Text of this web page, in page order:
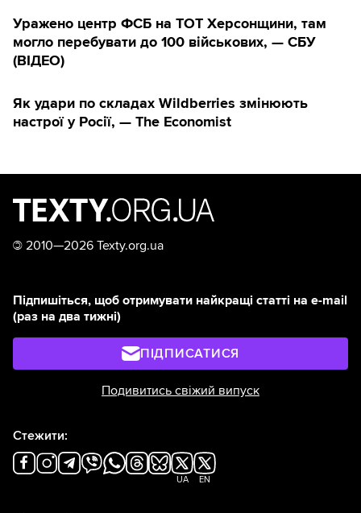
Уражено центр ФСБ на ТОТ Херсонщини, там
могло перебувати до 100 військових, — СБУ
(ВIДЕО)
Як удари по складах Wildberries змінюють
настрої у Росії, — The Economist
© 2010—2026 Texty.org.ua
Підпишіться, щоб отримувати найкращі статті на e-mail
(раз на два тижні)
ПІДПИСАТИСЯ
Подивитись свіжий випуск
Стежити:
UA EN